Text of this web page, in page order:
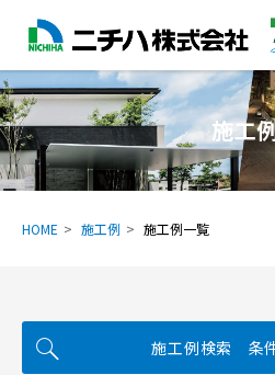
施工
HOME 施工例 施工例一覧
施工例検索 条